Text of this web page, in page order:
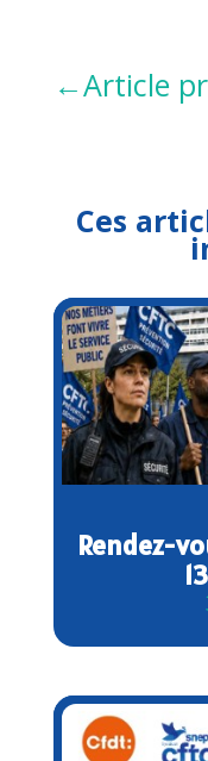
←Article
Ces
Rendez-